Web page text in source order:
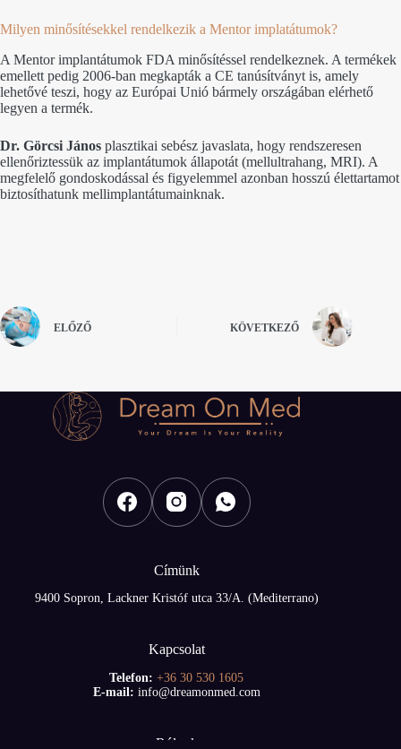
Milyen minősítésekkel rendelkezik a Mentor implatátumok?
A Mentor implantátumok FDA minősítéssel rendelkeznek. A termékek
emellett pedig 2006-ban megkapták a CE tanúsítványt is, amely
lehetővé teszi, hogy az Európai Unió bármely országában elérhető
legyen a termék.
Dr. Görcsi János plasztikai sebész javaslata, hogy rendszeresen
ellenőriztessük az implantátumok állapotát (mellultrahang, MRI). A
megfelelő gondoskodással és figyelemmel azonban hosszú élettartamot
biztosíthatunk mellimplantátumainknak.
ELŐZŐ KÖVETKEZŐ
Címünk
9400 Sopron, Lackner Kristóf utca 33/A. (Mediterrano)
Kapcsolat
Telefon: +36 30 530 1605
E-mail: info@dreamonmed.com
Rólunk